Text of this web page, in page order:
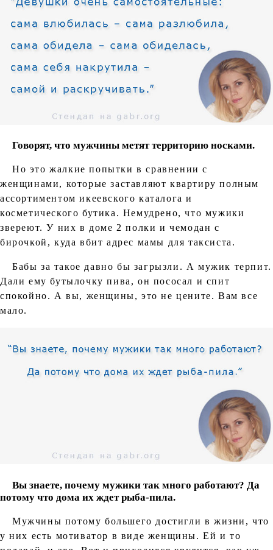
Говорят, что мужчины метят территорию носками.
Но это жалкие попытки в сравнении с
женщинами, которые заставляют квартиру полным
ассортиментом икеевского каталога и
косметического бутика. Немудрено, что мужики
звереют. У них в доме 2 полки и чемодан с
бирочкой, куда вбит адрес мамы для таксиста.
Бабы за такое давно бы загрызли. А мужик терпит.
Дали ему бутылочку пива, он пососал и спит
спокойно. А вы, женщины, это не цените. Вам все
мало.
Вы знаете, почему мужики так много работают? Да
потому что дома их ждет рыба-пила.
Мужчины потому большего достигли в жизни, что
у них есть мотиватор в виде женщины. Ей и то